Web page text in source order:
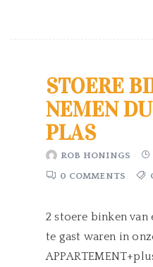
STOERE
NEMEN
PLAS
ROB HONINGS
0 COMMENTS
2 stoere binken
te gast waren in